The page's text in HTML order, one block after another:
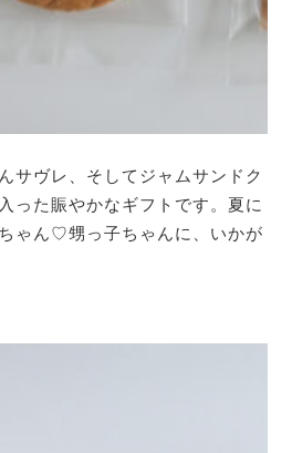
サヴレ、そしてジャムサンドク
った賑やかなギフトです。夏に
ゃん♡甥っ子ちゃんに、いかが